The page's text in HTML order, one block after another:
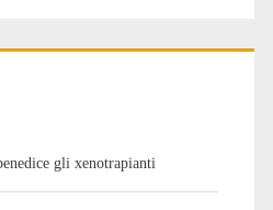
gli xenotrapianti